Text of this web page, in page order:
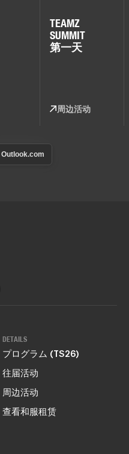
TEAMZ
SUMMIT
第一天
周边活动
DETAILS
プログラム (TS26)
往届活动
周边活动
查看和服租赁